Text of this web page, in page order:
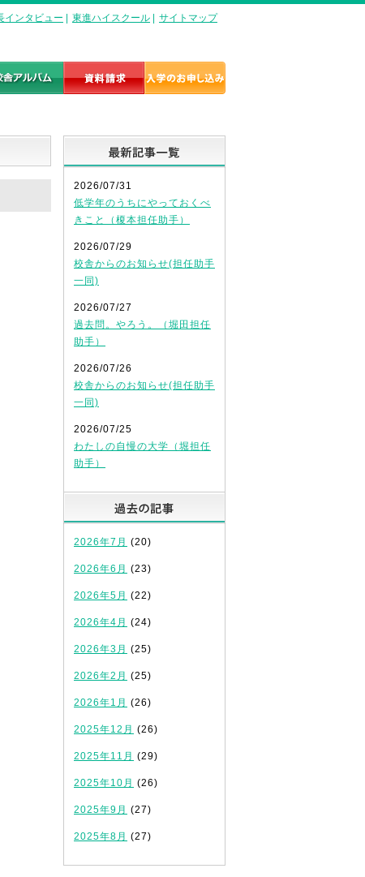
インタビュー 東進ハイスクール サイトマップ
2026/07/31
低学年のうちにやっておくべ
きこと（榎本担任助手）
2026/07/29
校舎からのお知らせ(担任助手
一同)
2026/07/27
過去問。やろう。（堀田担任
助手）
2026/07/26
校舎からのお知らせ(担任助手
一同)
2026/07/25
わたしの自慢の大学（堀担任
助手）
2026年7月 (20)
2026年6月 (23)
2026年5月 (22)
2026年4月 (24)
2026年3月 (25)
2026年2月 (25)
2026年1月 (26)
2025年12月 (26)
2025年11月 (29)
2025年10月 (26)
2025年9月 (27)
2025年8月 (27)